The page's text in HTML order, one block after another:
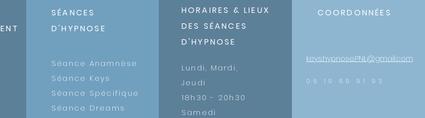
SÉANCES
D'HYPNOSE
Séance Anamnèse
Séance Keys
Séance Spécifique
Séance Dreams
HORAIRES & LIEUX
DES SÉANCES
D'HYPNOSE
​Lundi, Mardi,
Jeudi
18h30 - 20h30
Samedi
COORDONNÉES
keys.hypnose.PNL@gmail.com
06 19 89 91 93